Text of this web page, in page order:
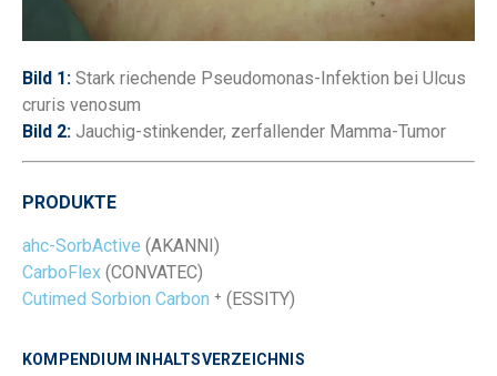
Bild 1: Stark riechende Pseudomonas-Infektion bei Ulcus
cruris venosum
Bild 2: Jauchig-stinkender, zerfallender Mamma-Tumor
PRODUKTE
ahc-SorbActive (AKANNI)
CarboFlex (CONVATEC)
Cutimed Sorbion Carbon ⁺ (ESSITY)
KOMPENDIUM INHALTSVERZEICHNIS